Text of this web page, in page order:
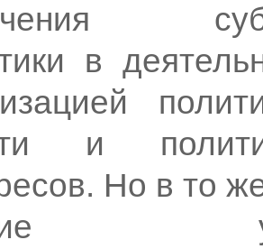
в
и
Но в то